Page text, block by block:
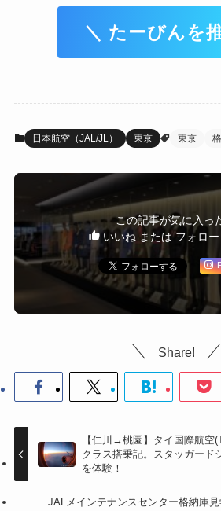
＼ たーびんを
日本航空（JAL/JL） 東京 東京
この記事が気に入っ
いいね または フォロ
Share!
【仁川→桃園】タイ国際航空
クラス搭乗記。スタッガード
を体験！
JALメインテナンスセンター格納庫見